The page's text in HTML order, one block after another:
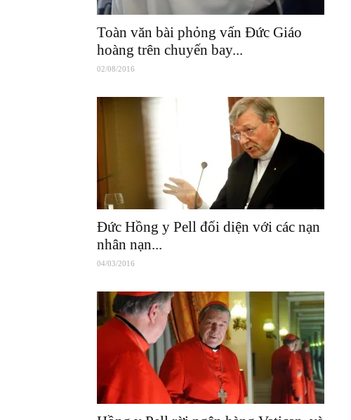
Toàn văn bài phỏng vấn Đức Giáo
hoàng trên chuyến bay...
02/08/2016
Đức Hồng y Pell đối diện với các nạn
nhân nạn...
04/03/2016